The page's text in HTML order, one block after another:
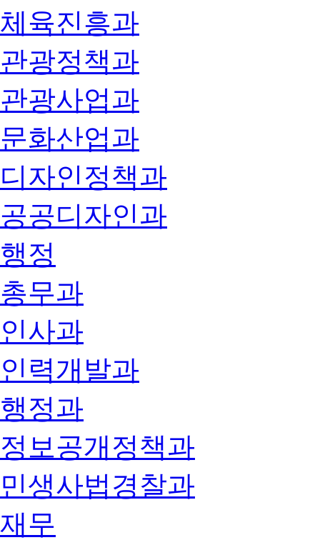
체육진흥과
관광정책과
관광사업과
문화산업과
디자인정책과
공공디자인과
행정
총무과
인사과
인력개발과
행정과
정보공개정책과
민생사법경찰과
재무